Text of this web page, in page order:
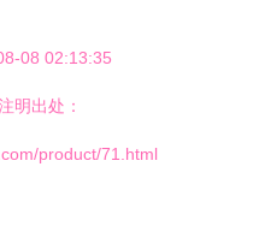
08 02:13:35
明出处：
product/71.html